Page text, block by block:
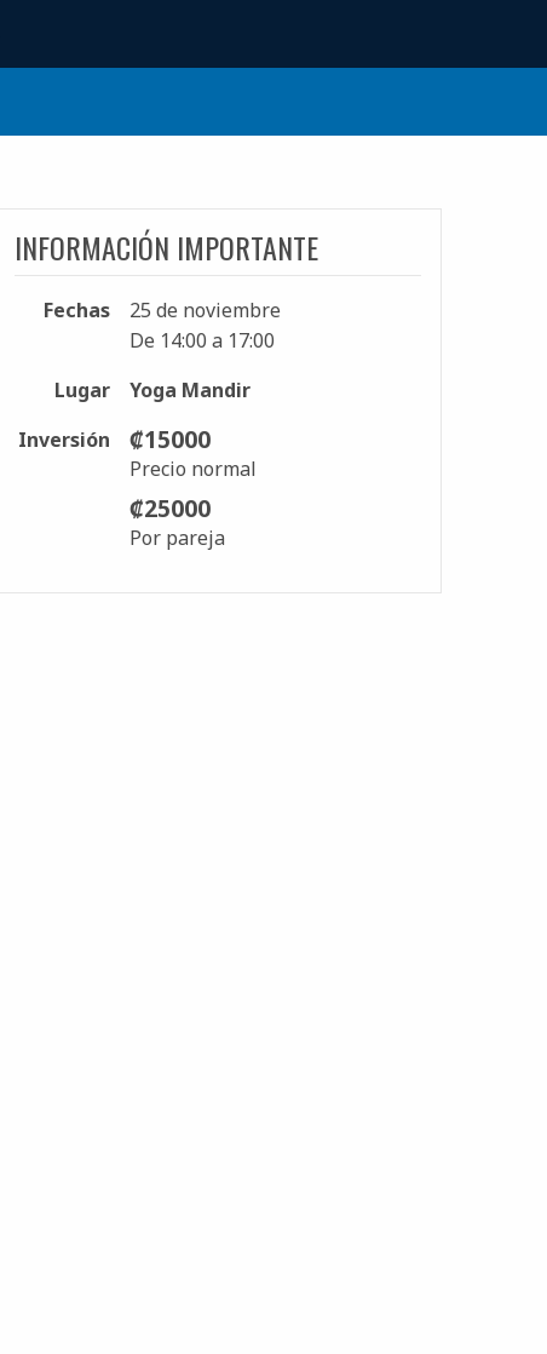
INFORMACIÓN IMPORTANTE
Fechas
25 de noviembre
De 14:00 a 17:00
Lugar
Yoga Mandir
Inversión
₡15000
Precio normal
₡25000
Por pareja